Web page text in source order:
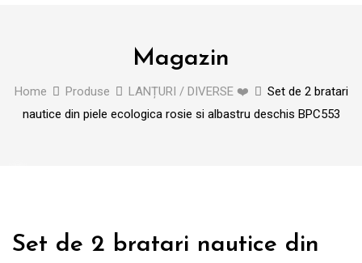
Magazin
Home Produse LANȚURI / DIVERSE ❤️
Set de 2 bratari
nautice din piele ecologica rosie si albastru deschis BPC553
Set de 2 bratari nautice din